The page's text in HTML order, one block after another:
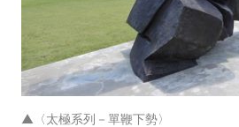
▲〈太極系列－單鞭下勢〉